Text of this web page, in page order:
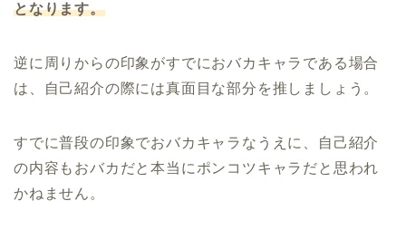
となります。
逆に周りからの印象がすでにおバカキャラである場合
は、自己紹介の際には真面目な部分を推しましょう。
すでに普段の印象でおバカキャラなうえに、自己紹介
の内容もおバカだと本当にポンコツキャラだと思われ
かねません。